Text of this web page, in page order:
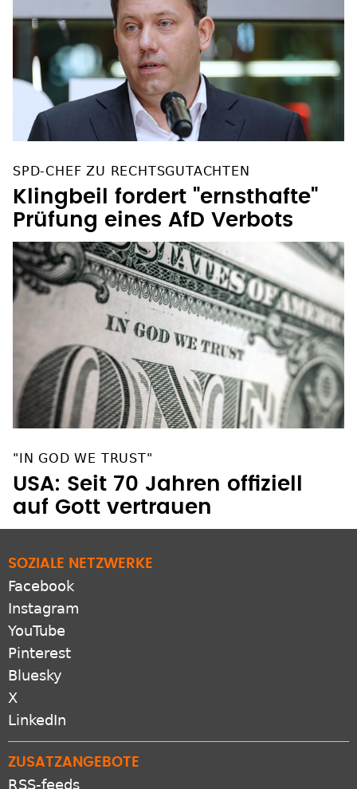
SPD-CHEF ZU RECHTSGUTACHTEN
Klingbeil fordert "ernsthafte"
Prüfung eines AfD Verbots
"IN GOD WE TRUST"
USA: Seit 70 Jahren offiziell
auf Gott vertrauen
SOZIALE NETZWERKE
Facebook
Instagram
YouTube
Pinterest
Bluesky
X
LinkedIn
ZUSATZANGEBOTE
RSS-feeds